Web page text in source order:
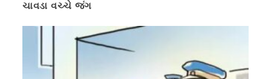
ચાવડા વચ્ચે જંગ